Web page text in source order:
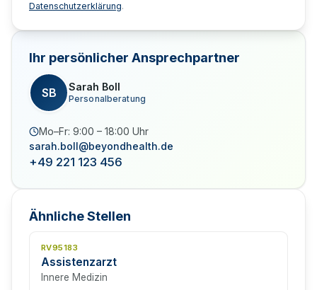
Datenschutzerklärung.
Ihr persönlicher Ansprechpartner
SB Sarah Boll
Personalberatung
Mo–Fr: 9:00 – 18:00 Uhr
sarah.boll@beyondhealth.de
+49 221 123 456
Ähnliche Stellen
RV95183
Assistenzarzt
Innere Medizin